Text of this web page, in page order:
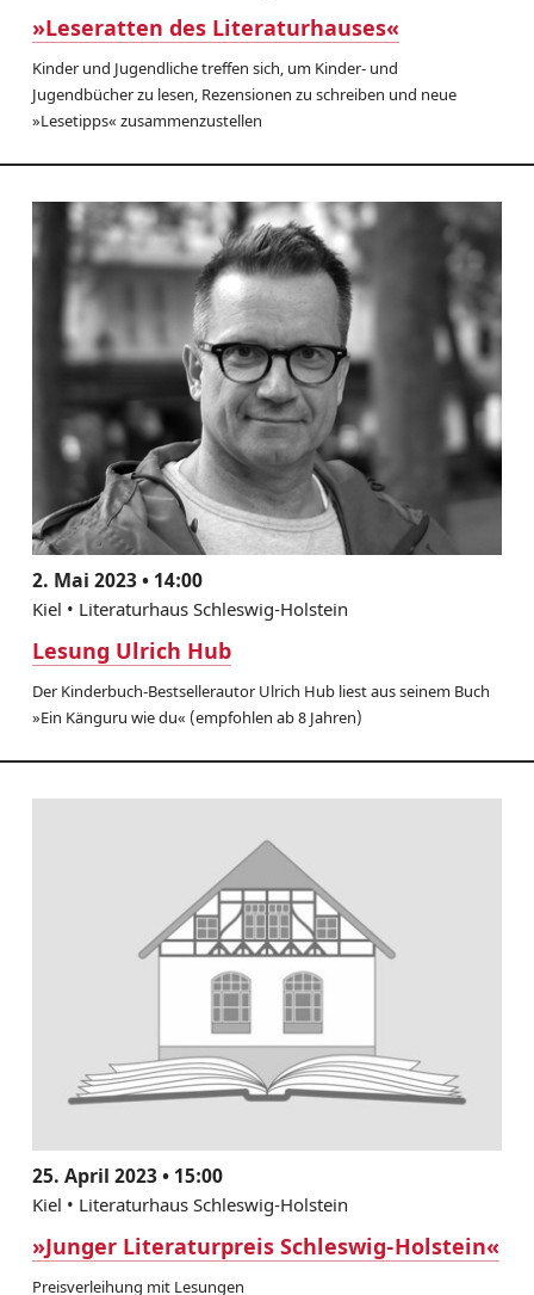
»Leseratten des Literaturhauses«
Kinder und Jugendliche treffen sich, um Kinder- und
Jugendbücher zu lesen, Rezensionen zu schreiben und neue
»Lesetipps« zusammenzustellen
2. Mai 2023 • 14:00
Kiel • Literaturhaus Schleswig-Holstein
Lesung Ulrich Hub
Der Kinderbuch-Bestsellerautor Ulrich Hub liest aus seinem Buch
»Ein Känguru wie du« (empfohlen ab 8 Jahren)
25. April 2023 • 15:00
Kiel • Literaturhaus Schleswig-Holstein
»Junger Literaturpreis Schleswig-Holstein«
Preisverleihung mit Lesungen